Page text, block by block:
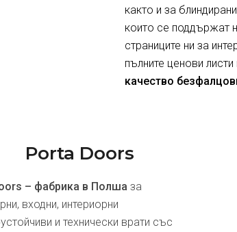
както и за
които се поддържат
страниците ни за
пълните ценови листи
качество
Porta Doors
– фабрика в Полша за
входни, интериорни
и технически врати със